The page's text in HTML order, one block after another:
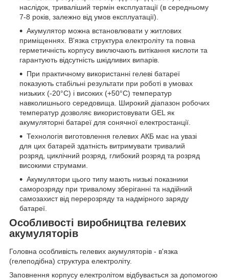
наслідок, триваліший термін експлуатації (в середньому
7-8 років, залежно від умов експлуатації).
Акумулятор можна встановлювати у житлових
приміщеннях. В'язка структура електроліту та повна
герметичність корпусу виключають витікання кислоти та
гарантують відсутність шкідливих випарів.
При практичному використанні гелеві батареї
показують стабільні результати при роботі в умовах
низьких (-20°С) і високих (+50°С) температур
навколишнього середовища. Широкий діапазон робочих
температур дозволяє використовувати GEL як
акумуляторні батареї для сонячної електростанції.
Технологія виготовлення гелевих АКБ має на увазі
для цих батарей здатність витримувати тривалий
розряд, циклічний розряд, глибокий розряд та розряд
високими струмами.
Акумулятори цього типу мають низькі показники
саморозряду при тривалому зберіганні та надійний
самозахист від перерозряду та надмірного заряду
батареї.
Особливості виробництва гелевих
акумуляторів
Головна особливість гелевих акумуляторів - в'язка
(гелеподібна) структура електроліту.
Заповнення корпусу електролітом відбувається за допомогою